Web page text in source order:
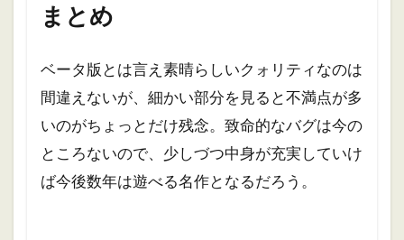
まとめ
ベータ版とは言え素晴らしいクォリティなのは
間違えないが、細かい部分を見ると不満点が多
いのがちょっとだけ残念。致命的なバグは今の
ところないので、少しづつ中身が充実していけ
ば今後数年は遊べる名作となるだろう。